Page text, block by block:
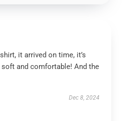
it arrived on time, it’s
and comfortable! And the
Dec 8, 2024